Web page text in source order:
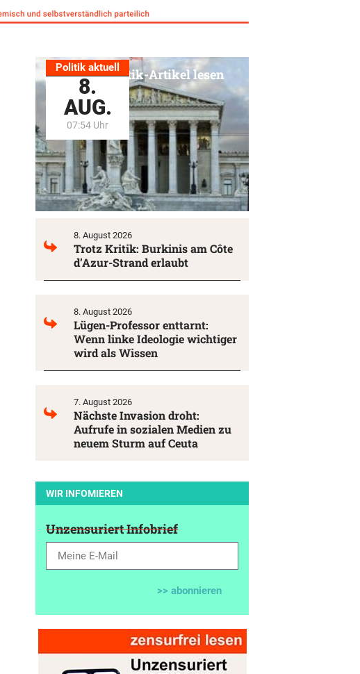
Politik aktuell
8.
AUG.
07:54 Uhr
Alle Politik-Artikel lesen
8. August 2026
Trotz Kritik: Burkinis am Côte
d’Azur-Strand erlaubt
8. August 2026
Lügen-Professor enttarnt:
Wenn linke Ideologie wichtiger
wird als Wissen
7. August 2026
Nächste Invasion droht:
Aufrufe in sozialen Medien zu
neuem Sturm auf Ceuta
WIR INFOMIEREN
Unzensuriert Infobrief
>> abonnieren